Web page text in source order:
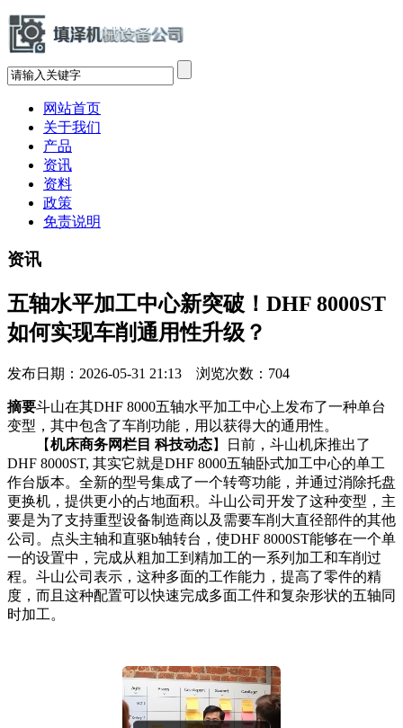
网站首页
关于我们
产品
资讯
资料
政策
免责说明
资讯
五轴水平加工中心新突破！DHF 8000ST
如何实现车削通用性升级？
发布日期：2026-05-31 21:13 浏览次数： 704
摘要斗山在其DHF 8000五轴水平加工中心上发布了一种单台
变型，其中包含了车削功能，用以获得大的通用性。
【机床商务网栏目 科技动态】日前，斗山机床推出了
DHF 8000ST, 其实它就是DHF 8000五轴卧式加工中心的单工
作台版本。全新的型号集成了一个转弯功能，并通过消除托盘
更换机，提供更小的占地面积。斗山公司开发了这种变型，主
要是为了支持重型设备制造商以及需要车削大直径部件的其他
公司。点头主轴和直驱b轴转台，使DHF 8000ST能够在一个单
一的设置中，完成从粗加工到精加工的一系列加工和车削过
程。斗山公司表示，这种多面的工作能力，提高了零件的精
度，而且这种配置可以快速完成多面工件和复杂形状的五轴同
时加工。